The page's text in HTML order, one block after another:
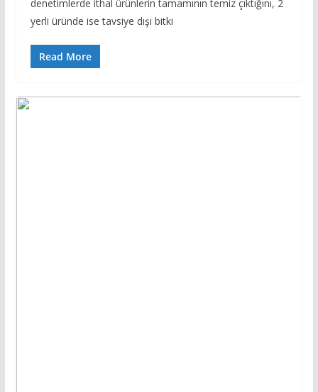
denetimlerde ithal ürünlerin tamamının temiz çıktığını, 2
yerli üründe ise tavsiye dışı bitki
Read More